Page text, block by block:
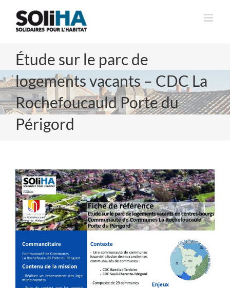
contenu
Étude sur le parc de
logements vacants – CDC La
Rochefoucauld Porte du
Périgord